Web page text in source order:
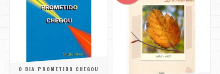
O DIA PROMETIDO CHEGOU